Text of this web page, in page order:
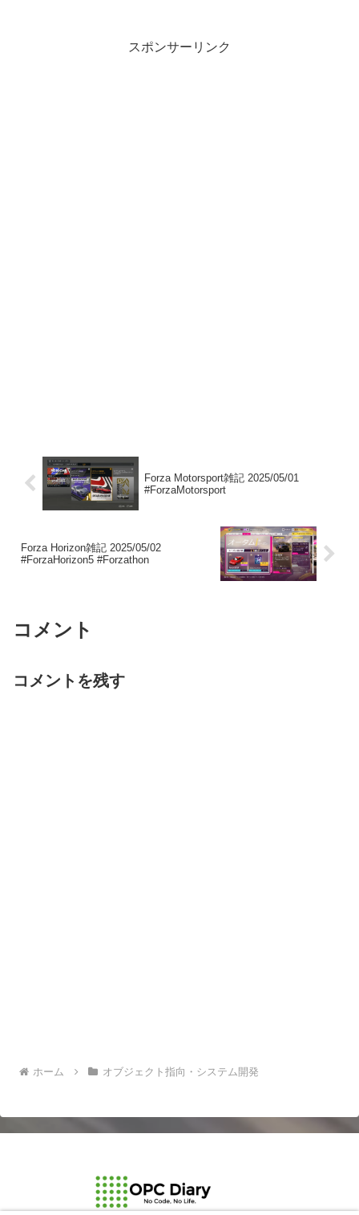
スポンサーリンク
Forza Motorsport雑記 2025/05/01
#ForzaMotorsport
Forza Horizon雑記 2025/05/02
#ForzaHorizon5 #Forzathon
コメント
コメントを残す
ホーム オブジェクト指向・システム開発